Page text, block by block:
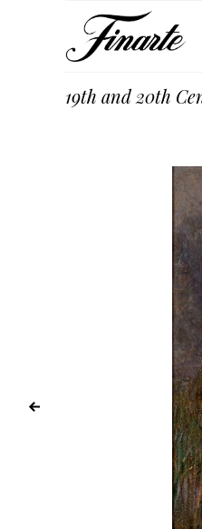
19th and 20th